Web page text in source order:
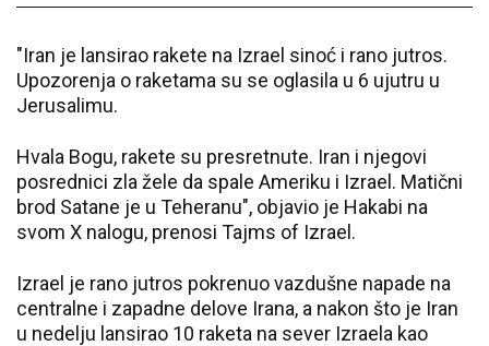
"Iran je lansirao rakete na Izrael sinoć i rano jutros.
Upozorenja o raketama su se oglasila u 6 ujutru u
Jerusalimu.
Hvala Bogu, rakete su presretnute. Iran i njegovi
posrednici zla žele da spale Ameriku i Izrael. Matični
brod Satane je u Teheranu", objavio je Hakabi na
svom X nalogu, prenosi Tajms of Izrael.
Izrael je rano jutros pokrenuo vazdušne napade na
centralne i zapadne delove Irana, a nakon što je Iran
u nedelju lansirao 10 raketa na sever Izraela kao